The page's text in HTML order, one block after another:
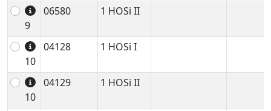
9
06580 1 HOSi II
10
04128 1 HOSi I
10
04129 1 HOSi II